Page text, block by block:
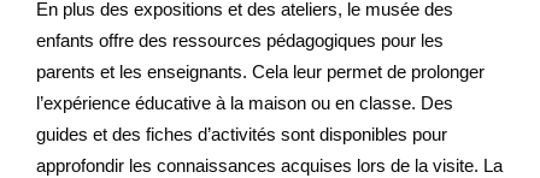
En plus des expositions et des ateliers, le musée des
enfants offre des ressources pédagogiques pour les
parents et les enseignants. Cela leur permet de prolonger
l’expérience éducative à la maison ou en classe. Des
guides et des fiches d’activités sont disponibles pour
approfondir les connaissances acquises lors de la visite. La